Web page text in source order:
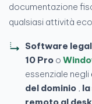
documentazione
qualsiasi attività
Software
10 Pro o
essenziale negli
del dominio